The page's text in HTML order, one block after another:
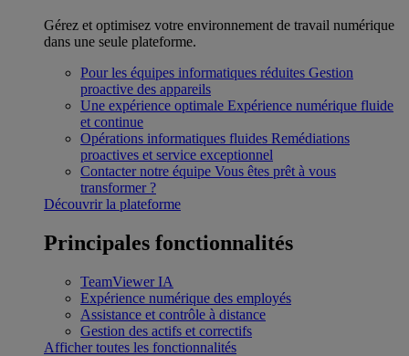
Gérez et optimisez votre environnement de travail numérique
dans une seule plateforme.
Pour les équipes informatiques réduites Gestion
proactive des appareils
Une expérience optimale Expérience numérique fluide
et continue
Opérations informatiques fluides Remédiations
proactives et service exceptionnel
Contacter notre équipe Vous êtes prêt à vous
transformer ?
Découvrir la plateforme
Principales fonctionnalités
TeamViewer IA
Expérience numérique des employés
Assistance et contrôle à distance
Gestion des actifs et correctifs
Afficher toutes les fonctionnalités